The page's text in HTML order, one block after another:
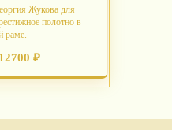
Жукова для
полотно в
раме.
₽